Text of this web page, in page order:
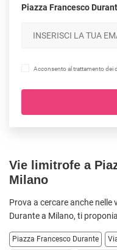
Piazza Francesco
Acconsento al trattamento dei
Vie limitrofe a
Milano
Prova a cercare anche nelle
Durante a Milano, ti
Piazza Francesco Durante